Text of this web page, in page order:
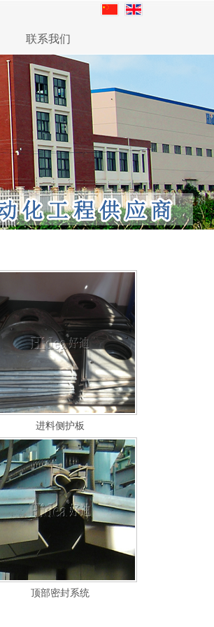
联系我们
进料侧护板
顶部密封系统